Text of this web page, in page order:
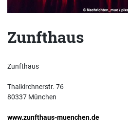
Zunfthaus
Zunfthaus
Thalkirchnerstr. 76
80337 München
www.zunfthaus-muenchen.de